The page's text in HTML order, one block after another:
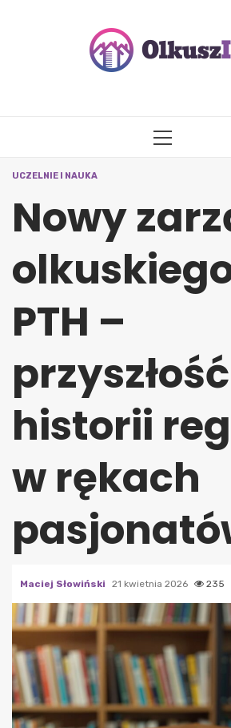
PRIMARY
UCZELNIE I NAUKA
Nowy
PTH –
przyszłość
historii
w rękach
Maciej Słowiński 21 kwietnia 2026 235